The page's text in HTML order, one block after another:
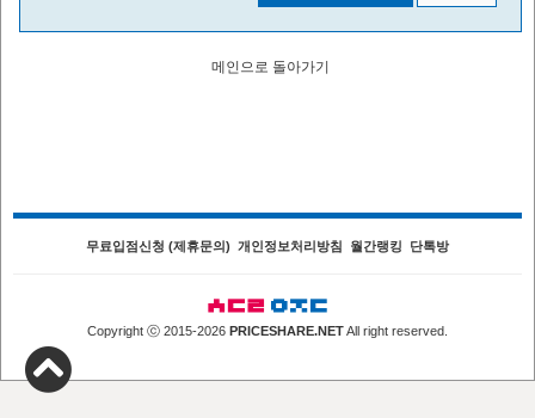
메인으로 돌아가기
무료입점신청 (제휴문의) 개인정보처리방침 월간랭킹 단톡방
Copyright ⓒ 2015-2026 PRICESHARE.NETAll right reserved.